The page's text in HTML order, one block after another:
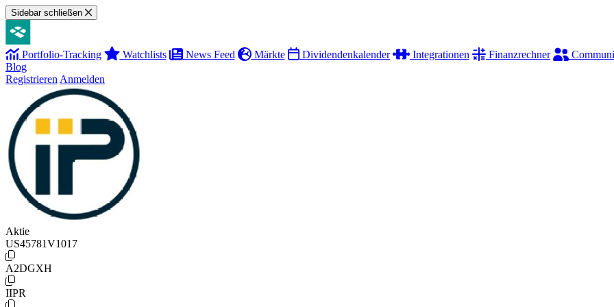
Sidebar schließen
Portfolio-Tracking Watchlists News Feed Märkte Dividendenkalender Integrationen Finanzrechner
Blog
Registrieren Anmelden
Aktie
US45781V1017
A2DGXH
IIPR